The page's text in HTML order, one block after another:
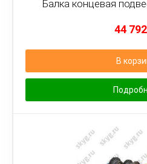
Балка концевая
44 792
В